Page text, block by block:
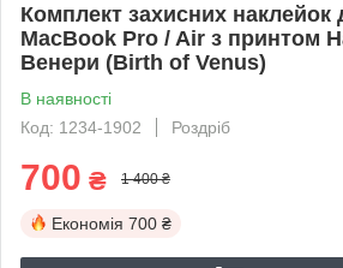
Комплект захисних наклейок
MacBook Pro / Air з принтом
Венери (Birth of Venus)
В наявності
Код: 1234-1902
Роздріб
700 ₴ 1 400 ₴
Економія 700 ₴